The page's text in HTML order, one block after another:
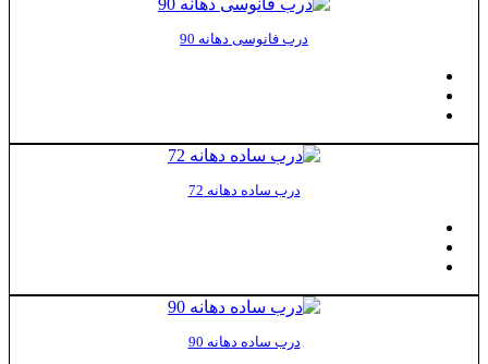
درب فانوسی دهانه 90
درب ساده دهانه 72
درب ساده دهانه 90